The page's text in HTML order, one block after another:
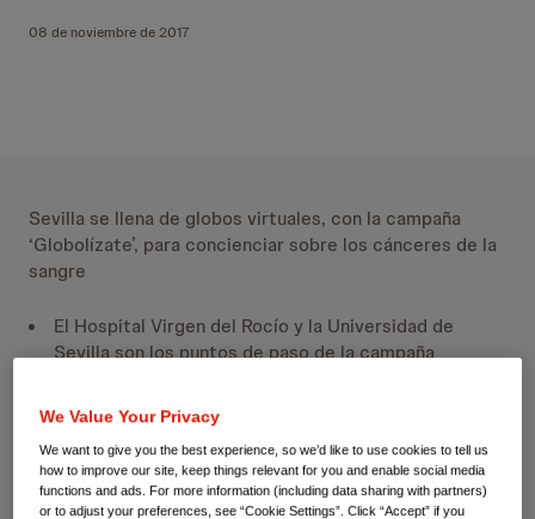
08 de noviembre de 2017
Sevilla se llena de globos virtuales, con la campaña
‘Globolízate’, para concienciar sobre los cánceres de la
sangre
El Hospital Virgen del Rocío y la Universidad de
Sevilla son los puntos de paso de la campaña
es informar a la ciudadanía sobre los diferentes tipos
de cánceres de la sangre en especial a los tres
principales, la leucemia, el mieloma y los linfomas.
La iniciativa, que cuenta con el apoyo de la
We Value Your Privacy
We want to give you the best experience, so we’d like to use cookies to tell us
how to improve our site, keep things relevant for you and enable social media
functions and ads. For more information (including data sharing with partners)
or to adjust your preferences, see “Cookie Settings”. Click “Accept” if you